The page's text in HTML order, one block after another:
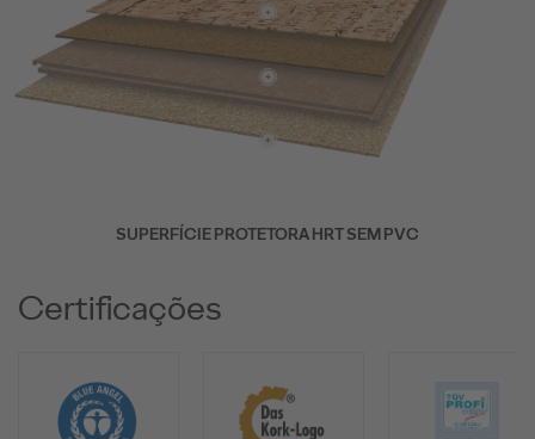
SUPERFÍCIE PROTETORA HRT SEM PVC
Certificações